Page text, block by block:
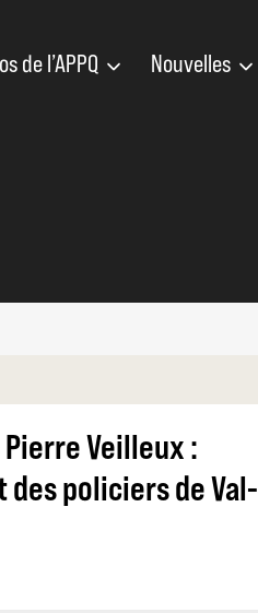
de l’APPQ Nouvelles
Veilleux :
des policiers de Val-